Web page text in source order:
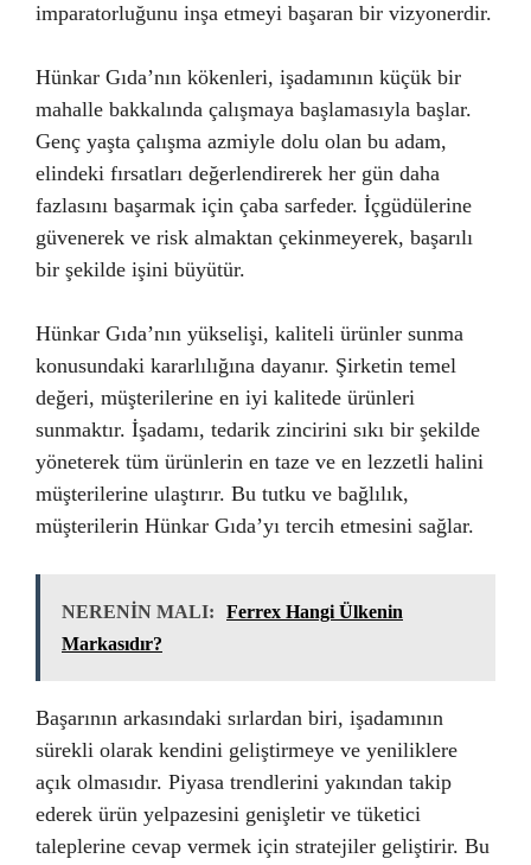
imparatorluğunu inşa etmeyi başaran bir vizyonerdir.
Hünkar Gıda’nın kökenleri, işadamının küçük bir
mahalle bakkalında çalışmaya başlamasıyla başlar.
Genç yaşta çalışma azmiyle dolu olan bu adam,
elindeki fırsatları değerlendirerek her gün daha
fazlasını başarmak için çaba sarfeder. İçgüdülerine
güvenerek ve risk almaktan çekinmeyerek, başarılı
bir şekilde işini büyütür.
Hünkar Gıda’nın yükselişi, kaliteli ürünler sunma
konusundaki kararlılığına dayanır. Şirketin temel
değeri, müşterilerine en iyi kalitede ürünleri
sunmaktır. İşadamı, tedarik zincirini sıkı bir şekilde
yöneterek tüm ürünlerin en taze ve en lezzetli halini
müşterilerine ulaştırır. Bu tutku ve bağlılık,
müşterilerin Hünkar Gıda’yı tercih etmesini sağlar.
NERENİN MALI:
Ferrex Hangi Ülkenin
Markasıdır?
Başarının arkasındaki sırlardan biri, işadamının
sürekli olarak kendini geliştirmeye ve yeniliklere
açık olmasıdır. Piyasa trendlerini yakından takip
ederek ürün yelpazesini genişletir ve tüketici
taleplerine cevap vermek için stratejiler geliştirir. Bu